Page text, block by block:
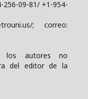
256-09-81/ +1-954-
; correo:
los autores no
del editor de la